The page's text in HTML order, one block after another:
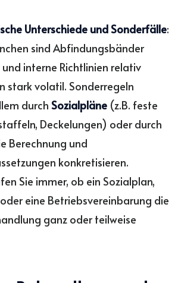
Unterschiede und Sonderfälle:
sind Abfindungsbänder
interne Richtlinien relativ
stark volatil. Sonderregeln
durch Sozialpläne (z.B. feste
Deckelungen) oder durch
Berechnung und
konkretisieren.
Sie immer, ob ein Sozialplan,
eine Betriebsvereinbarung die
ganz oder teilweise